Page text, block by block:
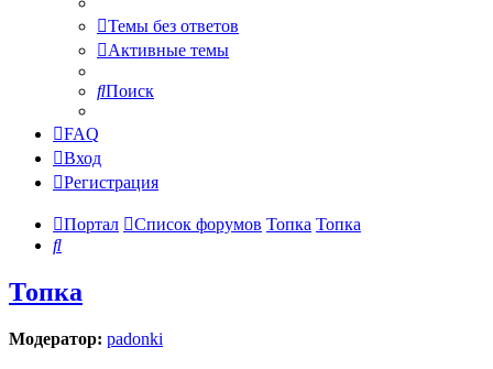
Темы без ответов
Активные темы
Поиск
FAQ
Вход
Регистрация
Портал Список форумов Топка Топка
Поиск
Топка
Модератор: padonki